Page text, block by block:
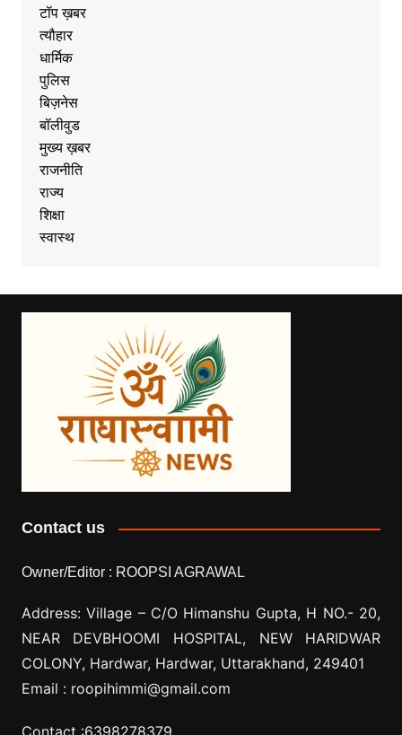
टॉप ख़बर
त्यौहार
धार्मिक
पुलिस
बिज़नेस
बॉलीवुड
मुख्य ख़बर
राजनीति
राज्य
शिक्षा
स्वास्थ
Contact us
Owner/Editor : ROOPSI AGRAWAL
Address: Village – C/O Himanshu Gupta, H NO.- 20,
NEAR DEVBHOOMI HOSPITAL, NEW HARIDWAR
COLONY, Hardwar, Hardwar, Uttarakhand, 249401
Email : roopihimmi@gmail.com